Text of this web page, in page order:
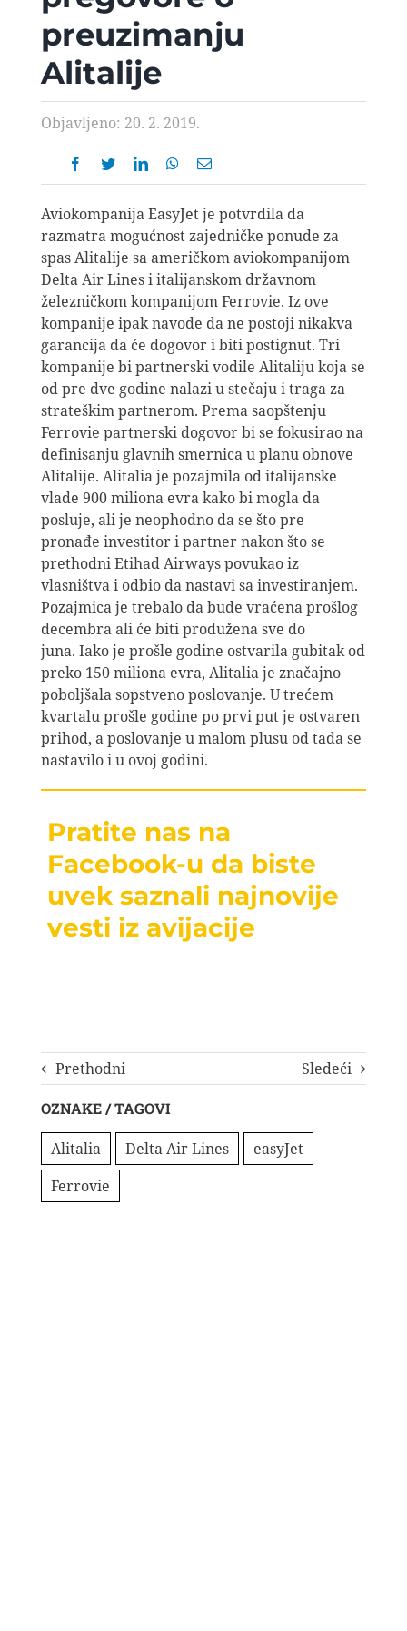
AVIOPEDIA
SPECIJAL
FOTO PRIČA
AGENT
Search
for:
preuzimanju
Alitalije
Objavljeno: 20. 2. 2019.
Aviokompanija EasyJet je potvrdila da
razmatra mogućnost zajedničke ponude za
spas Alitalije sa američkom aviokompanijom
Delta Air Lines i italijanskom državnom
železničkom kompanijom Ferrovie. Iz ove
kompanije ipak navode da ne postoji nikakva
garancija da će dogovor i biti postignut. Tri
kompanije bi partnerski vodile Alitaliju koja se
od pre dve godine nalazi u stečaju i traga za
strateškim partnerom. Prema saopštenju
Ferrovie partnerski dogovor bi se fokusirao na
definisanju glavnih smernica u planu obnove
Alitalije. Alitalia je pozajmila od italijanske
vlade 900 miliona evra kako bi mogla da
posluje, ali je neophodno da se što pre
pronađe investitor i partner nakon što se
prethodni Etihad Airways povukao iz
vlasništva i odbio da nastavi sa investiranjem.
Pozajmica je trebalo da bude vraćena prošlog
decembra ali će biti produžena sve do
juna. Iako je prošle godine ostvarila gubitak od
preko 150 miliona evra, Alitalia je značajno
poboljšala sopstveno poslovanje. U trećem
kvartalu prošle godine po prvi put je ostvaren
prihod, a poslovanje u malom plusu od tada se
nastavilo i u ovoj godini.
Pratite nas na
Facebook-u da biste
uvek saznali najnovije
vesti iz avijacije
Prethodni Sledeći
OZNAKE / TAGOVI
Alitalia Delta Air Lines
easyJet
Ferrovie